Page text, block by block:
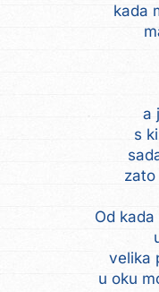
kada
a
s
Od
velika
u oku